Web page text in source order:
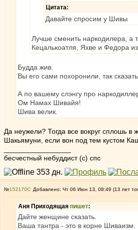
Цитата:
Давайте спросим у Шивы
Лучше сменить наркодилера, а
Кецалькоатля, Яхве и Федора
Будда жив.
Вы его сами похоронили, так
А по вашему слэнгу про
Ом Намах Шивайя!
Шива велик.
Да неужели? Тогда все вокруг сплошь
Шакьямуни, если вон под тем кустом
бесчестный небуддист (с) спс
№152170 Добавлено: Чт 06 Июн 13, 08:49 (13 лет
Аня Приходящая пишет:
Дайте женщине сказать.
Ваша тантра - это в корне Шиваизм.